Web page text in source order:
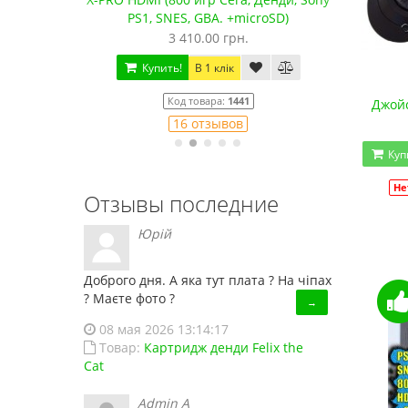
качество!)
1 250.00 грн.
Купить! В 1 клік
Код товара:832
79 отзывов
Отзывы последние
Юрій
Доброго дня. А яка тут плата ? На чіпах
? Маєте фото ?
→
08 мая 2026 13:14:17
Товар: Картридж денди Felix the
Cat
Admin A